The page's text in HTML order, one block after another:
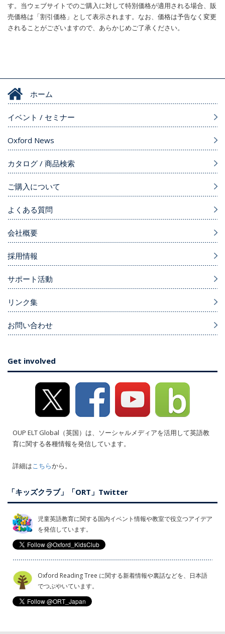
す。当ウェブサイトでのご購入に対して特別価格が適用される場合、販
売価格は「割引価格」として表示されます。なお、価格は予告なく変更
されることがございますので、あらかじめご了承ください。
ホーム
イベント / セミナー
Oxford News
カタログ / 商品検索
ご購入について
よくある質問
会社概要
採用情報
サポート活動
リンク集
お問い合わせ
Get involved
OUP ELT Global（英国）は、ソーシャルメディアを活用して英語教
育に関する各種情報を発信しています。
詳細はこちらから。
「キッズクラブ」「ORT」Twitter
児童英語教育に関する国内イベント情報や教室で役立つアイデア
を発信しています。
Oxford Reading Tree に関する新着情報や裏話などを、日本語
でつぶやいています。